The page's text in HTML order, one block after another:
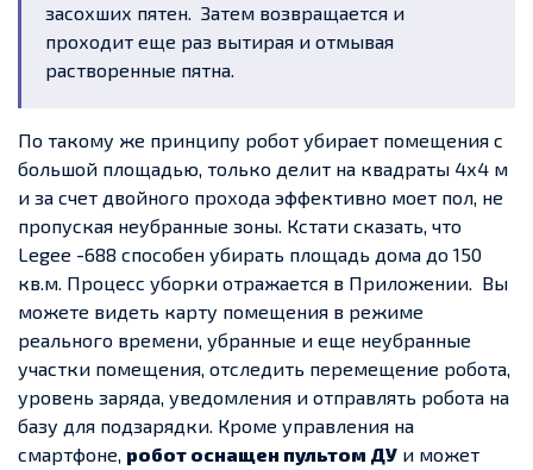
засохших пятен. Затем возвращается и
проходит еще раз вытирая и отмывая
растворенные пятна.
По такому же принципу робот убирает помещения с
большой площадью, только делит на квадраты 4х4 м
и за счет двойного прохода эффективно моет пол, не
пропуская неубранные зоны. Кстати сказать, что
Legee -688 способен убирать площадь дома до 150
кв.м. Процесс уборки отражается в Приложении. Вы
можете видеть карту помещения в режиме
реального времени, убранные и еще неубранные
участки помещения, отследить перемещение робота,
уровень заряда, уведомления и отправлять робота на
базу для подзарядки. Кроме управления на
смартфоне, робот оснащен пультом ДУ и может